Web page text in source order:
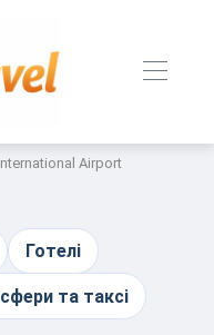
Airport
Готелі
та таксі